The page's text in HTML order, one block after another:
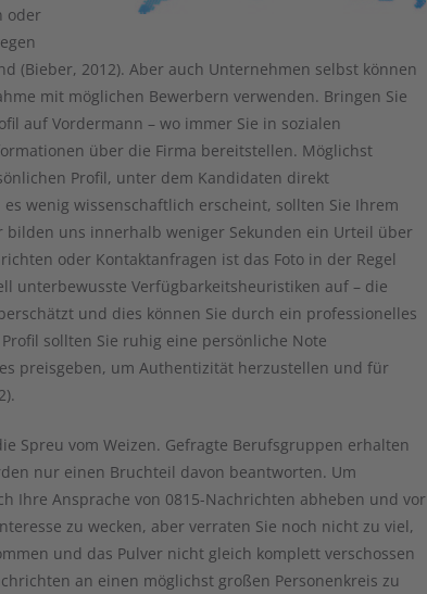
oder
(Bieber, 2012). Aber auch Unternehmen selbst können
mit möglichen Bewerbern verwenden. Bringen Sie
auf Vordermann – wo immer Sie in sozialen
über die Firma bereitstellen. Möglichst
Profil, unter dem Kandidaten direkt
wenig wissenschaftlich erscheint, sollten Sie Ihrem
uns innerhalb weniger Sekunden ein Urteil über
oder Kontaktanfragen ist das Foto in der Regel
unterbewusste Verfügbarkeitsheuristiken auf – die
und dies können Sie durch ein professionelles
sollten Sie ruhig eine persönliche Note
preisgeben, um Authentizität herzustellen und für
Spreu vom Weizen. Gefragte Berufsgruppen erhalten
nur einen Bruchteil davon beantworten. Um
Ihre Ansprache von 0815-Nachrichten abheben und vor
zu wecken, aber verraten Sie noch nicht zu viel,
und das Pulver nicht gleich komplett verschossen
an einen möglichst großen Personenkreis zu